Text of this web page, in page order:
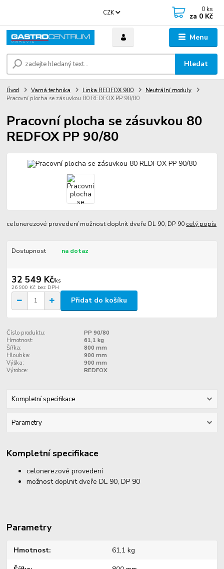
Menu
CZK
Hledat
0 ks
za 0 Kč
Úvod Varná technika Linka REDFOX 900
Neutrální moduly
Pracovní plocha se zásuvkou 80 REDFOX PP 90/80
Pracovní plocha se zásuvkou 80
REDFOX PP 90/80
celonerezové provedení možnost doplnit dveře DL 90, DP 90 celý popis
Dostupnost na dotaz
32 549 Kč/ks
26 900 Kč bez DPH
Přidat do košíku
Číslo produktu:
PP 90/80
Hmotnost:
61,1 kg
Šířka:
800 mm
Hloubka:
900 mm
Výška:
900 mm
Výrobce:
REDFOX
Kompletní specifikace
Parametry
Kompletní specifikace
celonerezové provedení
možnost doplnit dveře DL 90, DP 90
Parametry
Hmotnost 61,1 kg